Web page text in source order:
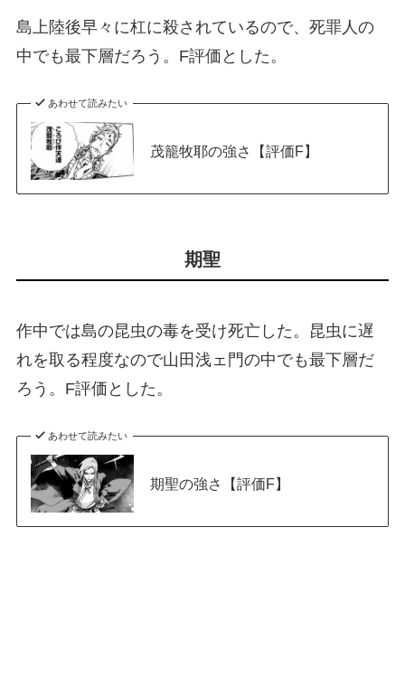
島上陸後早々に杠に殺されているので、死罪人の
中でも最下層だろう。F評価とした。
あわせて読みたい
茂籠牧耶の強さ【評価F】
期聖
作中では島の昆虫の毒を受け死亡した。昆虫に遅
れを取る程度なので山田浅ェ門の中でも最下層だ
ろう。F評価とした。
あわせて読みたい
期聖の強さ【評価F】